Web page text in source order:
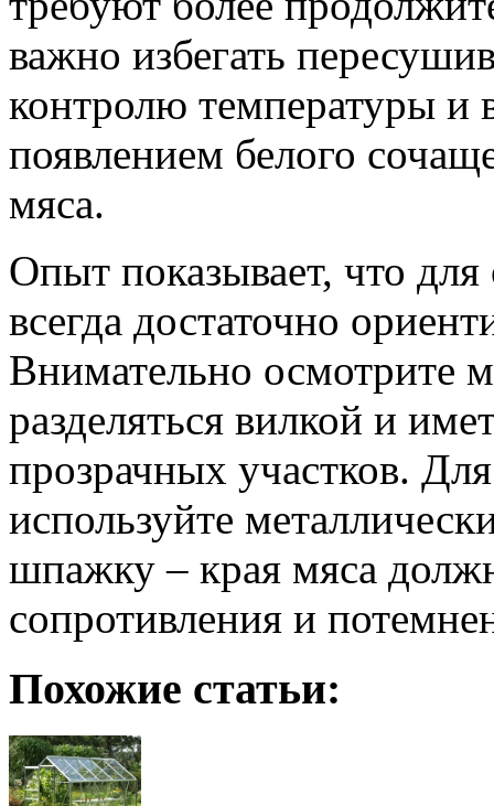
важно избегать
контролю температуры и
появлением белого
мяса.
Опыт показывает, что для
всегда достаточно
Внимательно осмотрите
разделяться вилкой и
прозрачных участков.
используйте
шпажку – края мяса
сопротивления и
Похожие статьи: